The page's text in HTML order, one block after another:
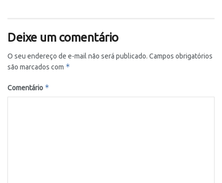
Deixe um comentário
O seu endereço de e-mail não será publicado. Campos obrigatórios
são marcados com *
Comentário *